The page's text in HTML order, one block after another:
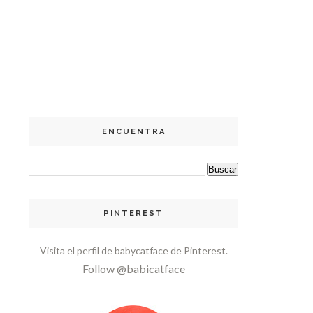
ENCUENTRA
PINTEREST
Visita el perfil de babycatface de Pinterest.
Follow @babicatface